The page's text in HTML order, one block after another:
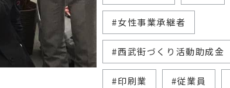
#女性事業承継者
#西武街づくり活動助成金
#印刷業 #従業員